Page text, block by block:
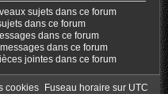
sujets dans ce forum
dans ce forum
dans ce forum
dans ce forum
jointes dans ce forum
Fuseau horaire sur UTC
cookies